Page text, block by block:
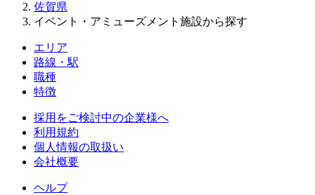
佐賀県
イベント・アミューズメント施設から探す
エリア
路線・駅
職種
特徴
採用をご検討中の企業様へ
利用規約
個人情報の取扱い
会社概要
ヘルプ